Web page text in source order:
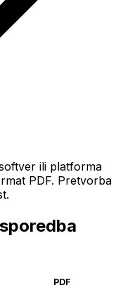
ili platforma
PDF. Pretvorba
PDF